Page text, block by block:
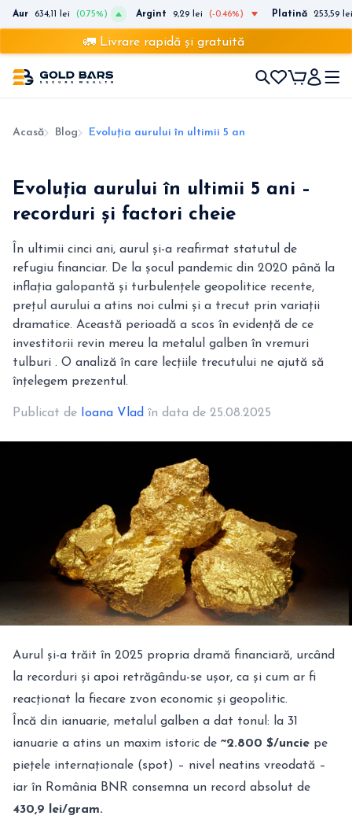
Aur 634,11 lei (0.75%) Argint 9,29 lei (-0.46%) Platină 253,59 lei
🚛 Livrare rapidă și gratuită
Acasă Blog
Evoluția aurului în ultimii 5 ani –
recorduri și factori cheie
În ultimii cinci ani, aurul și-a reafirmat statutul de
refugiu financiar. De la șocul pandemic din 2020 până la
inflația galopantă și turbulențele geopolitice recente,
prețul aurului a atins noi culmi și a trecut prin variații
dramatice. Această perioadă a scos în evidență de ce
investitorii revin mereu la metalul galben în vremuri
tulburi . O analiză în care lecțiile trecutului ne ajută să
înțelegem prezentul.
Publicat de Ioana Vlad în data de 25.08.2025
Aurul și-a trăit în 2025 propria dramă financiară, urcând
la recorduri și apoi retrăgându-se ușor, ca și cum ar fi
reacționat la fiecare zvon economic și geopolitic.
Încă din ianuarie, metalul galben a dat tonul: la 31
ianuarie a atins un maxim istoric de ~2.800 $/uncie pe
piețele internaționale (spot) – nivel neatins vreodată –
iar în România BNR consemna un record absolut de
430,9 lei/gram.